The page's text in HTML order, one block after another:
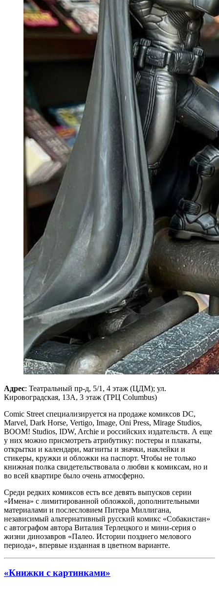
Адрес: Театральный пр-д, 5/1, 4 этаж (ЦДМ); ул.
Кировоградская, 13А, 3 этаж (ТРЦ Columbus)
Comic Street специализируется на продаже комиксов DC,
Marvel, Dark Horse, Vertigo, Image, Oni Press, Mirage Studios,
BOOM! Studios, IDW, Archie и российских издательств. А еще
у них можно присмотреть атрибутику: постеры и плакаты,
открытки и календари, магниты и значки, наклейки и
стикеры, кружки и обложки на паспорт. Чтобы не только
книжная полка свидетельствовала о любви к комиксам, но и
во всей квартире было очень атмосферно.
Среди редких комиксов есть все девять выпусков серии
«Имена» с лимитированной обложкой, дополнительными
материалами и послесловием Питера Миллигана,
независимый альтернативный русский комикс «Собакистан»
с автографом автора Виталия Терлецкого и мини-серия о
жизни динозавров «Палео. Истории позднего мелового
периода», впервые изданная в цветном варианте.
«Книжки с картинками»